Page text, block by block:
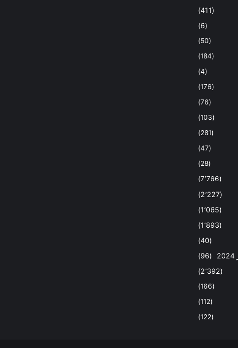
(411)
(6)
(50)
(184)
(4)
(176)
(76)
(103)
(281)
(47)
(28)
(7٬766)
(2٬227)
(1٬065)
(1٬893)
(40)
(96)
(2٬392)
(166)
(112)
(122)